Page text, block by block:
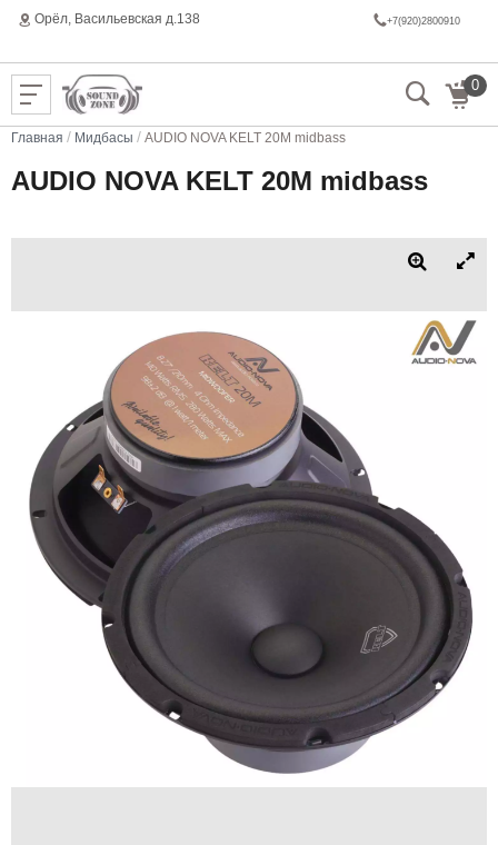
Орёл, Васильeвская д.138 +7(920)2800910
0
Главная / Мидбасы / AUDIO NOVA KELT 20M midbass
AUDIO NOVA KELT 20M midbass